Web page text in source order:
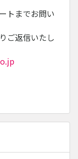
トまでお問い
ご返信いたし